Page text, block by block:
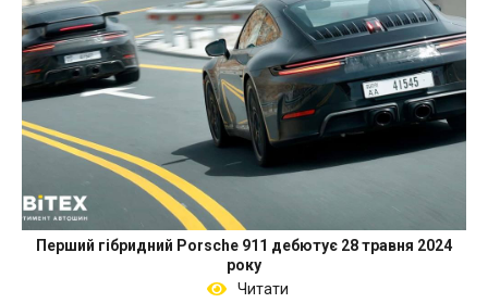
Перший гібридний Porsche 911 дебютує 28 травня 2024
року
Читати